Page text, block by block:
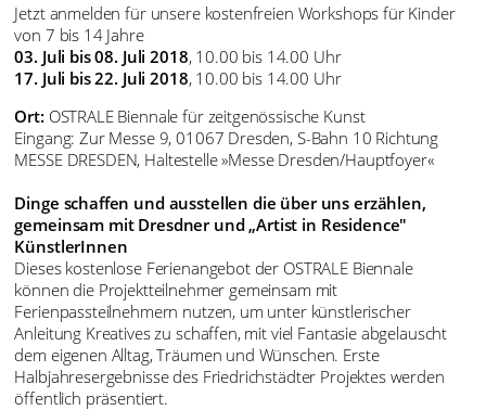
Jetzt anmelden für unsere kostenfreien Workshops für Kinder
von 7 bis 14 Jahre
03. Juli bis 08. Juli 2018, 10.00 bis 14.00 Uhr
17. Juli bis 22. Juli 2018, 10.00 bis 14.00 Uhr
Ort: OSTRALE Biennale für zeitgenössische Kunst
Eingang: Zur Messe 9, 01067 Dresden, S-Bahn 10 Richtung
MESSE DRESDEN, Haltestelle »Messe Dresden/Hauptfoyer«
Dinge schaffen und ausstellen die über uns erzählen,
gemeinsam mit Dresdner und „Artist in Residence"
KünstlerInnen
Dieses kostenlose Ferienangebot der OSTRALE Biennale
können die Projektteilnehmer gemeinsam mit
Ferienpassteilnehmern nutzen, um unter künstlerischer
Anleitung Kreatives zu schaffen, mit viel Fantasie abgelauscht
dem eigenen Alltag, Träumen und Wünschen. Erste
Halbjahresergebnisse des Friedrichstädter Projektes werden
öffentlich präsentiert.